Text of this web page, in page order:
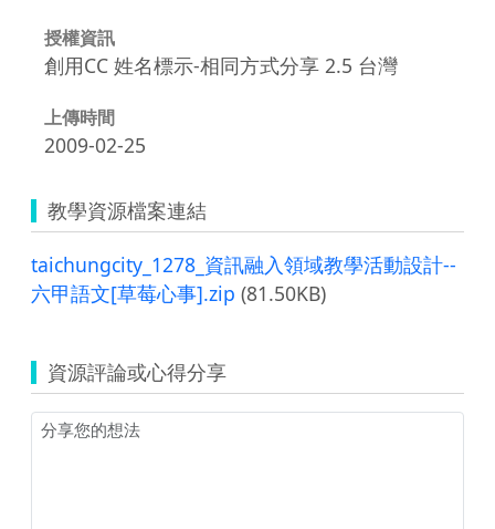
授權資訊
創用CC 姓名標示-相同方式分享 2.5 台灣
上傳時間
2009-02-25
教學資源檔案連結
taichungcity_1278_資訊融入領域教學活動設計--
六甲語文[草莓心事].zip (81.50KB)
資源評論或心得分享